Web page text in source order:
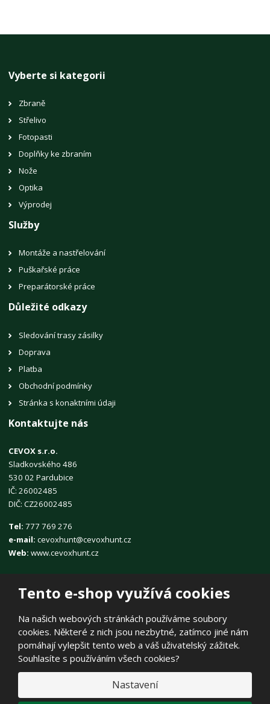
Tento e-shop využívá cookies
Na našich webových stránkách používáme soubory
cookies. Některé z nich jsou nezbytné, zatímco jiné nám
pomáhají vylepšit tento web a váš uživatelský zážitek.
Souhlasíte s používáním všech cookies?
Nastavení
Vyberte si kategorii
Zbraně
Střelivo
Fotopasti
Doplňky ke zbraním
Nože
Optika
Výprodej
Služby
Montáže a nastřelování
Puškařské práce
Preparátorské práce
Důležité odkazy
Sledování trasy zásilky
Doprava
Platba
Obchodní podmínky
Stránka s konaktními údaji
Kontaktujte nás
CEVOX s.r.o.
Sladkovského 486
530 02 Pardubice
IČ: 26002485
DIČ: CZ26002485
Tel:777 769 276
e-mail: cevoxhunt@cevoxhunt.cz
Web: www.cevoxhunt.cz
© 2026, CEVOX s.r.o.
Prohlášení o přístupnosti|Ochrana osobních údajů| Mapa stránek
Á